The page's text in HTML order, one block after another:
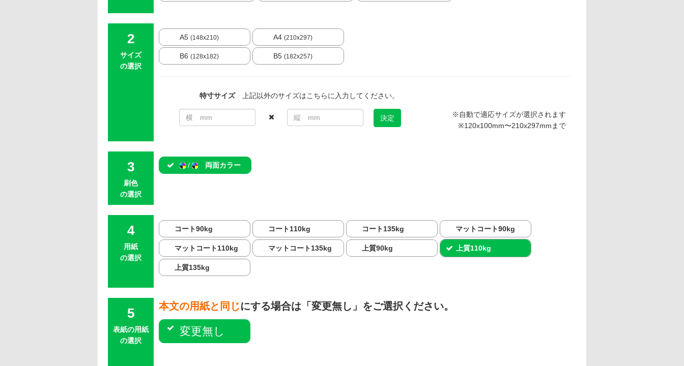
サイズ
の選択
A5 (148x210) A4 (210x297)
B6 (128x182) B5 (182x257)
特寸サイズ上記以外のサイズはこちらに入力してください。
決定
※自動で適応サイズが選択されます
※120x100mm〜210x297mmまで
刷色
の選択
/ 両面カラー
用紙
の選択
コート90kg コート110kg コート135kg マットコート90kg
マットコート110kg マットコート135kg 上質90kg 上質110kg
上質135kg
表紙の用紙
の選択
本文の用紙と同じにする場合は「変更無し」をご選択ください。
変更無し